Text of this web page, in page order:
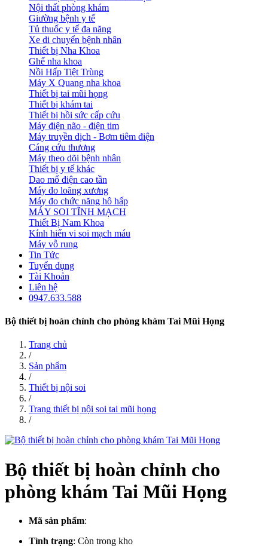
Nội thất phòng khám
Giường bệnh y tế
Tủ thuốc y tế đa năng
Xe di chuyển bệnh nhân
Thiết bị Nha Khoa
Ghế nha khoa
Nồi Hấp Tiệt Trùng
Máy X Quang nha khoa
Thiết bị tai mũi họng
Thiết bị khám tai
Thiết bị hồi sức cấp cứu
Máy điện não - điện tim
Máy truyền dịch - Bơm tiêm điện
Cáng cứu thương
Máy theo dõi bệnh nhân
Thiết bị y tế khác
Dao mổ điện cao tần
Máy đo loãng xương
Máy đo chức năng hô hấp
MÁY SOI TĨNH MẠCH
Thiết Bị Nam Khoa
Kính hiển vi soi mạch máu
Máy vỗ rung
Tin Tức
Tuyển dụng
Tài Khoản
Liên hệ
0947.633.588
Bộ thiết bị hoàn chỉnh cho phòng khám Tai Mũi Họng
Trang chủ
/
Sản phẩm
/
Thiết bị nội soi
/
Trang thiết bị nội soi tai mũi họng
/
Bộ thiết bị hoàn chỉnh cho
phòng khám Tai Mũi Họng
Mã sản phẩm:
Tình trạng: Còn trong kho